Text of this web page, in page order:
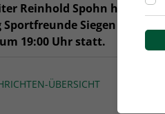
Reinhold Spohn hat
Sportfreunde Siegen gegen
19:00 Uhr statt.
ÜBERSICHT